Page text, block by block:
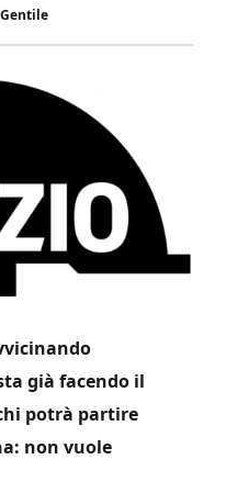
già facendo il
potrà partire
non vuole